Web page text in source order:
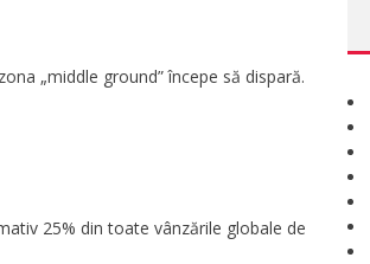
„middle ground” începe să dispară.
25% din toate vânzările globale de